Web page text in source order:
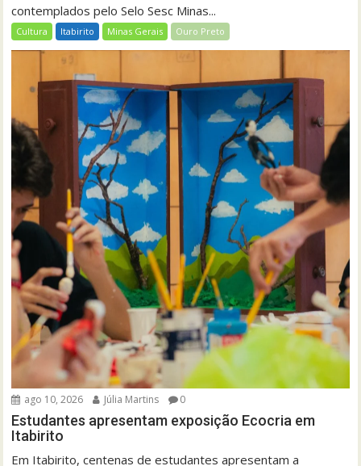
contemplados pelo Selo Sesc Minas...
Cultura Itabirito Minas Gerais Ouro Preto
ago 10, 2026 Júlia Martins 0
Estudantes apresentam exposição Ecocria em
Itabirito
Em Itabirito, centenas de estudantes apresentam a